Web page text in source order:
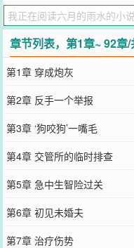
终被他们害到惨死。重生后
吃牢饭！她滴血激活祖传玉
头一封电报直发海岛：“未
君霍靖宇，看着逃难未婚妻
——霍靖宇白天训下属，晚上
额！”第二天，姜穗怒摔枕头
院传闻：霍靖宇娶了个娇气
领导，一手虐渣撕恶妇。她
脱贫致富，成为了优秀模范
奔赴、双向驯服，打脸虐渣爽
您要是觉得《 八零小姐随军
记向您QQ群和微博微信里的
章节列表，第1章~ 92章
第1章 穿成炮灰
第2章 反手一个举报
第3章 ‘狗咬狗’一嘴毛
第4章 交管所的临时排查
第5章 急中生智险过关
第6章 初见未婚夫
第7章 治疗伤势